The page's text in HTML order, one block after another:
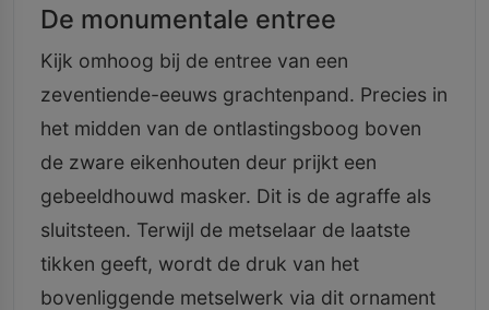
De monumentale entree
Kijk omhoog bij de entree van een
zeventiende-eeuws grachtenpand. Precies in
het midden van de ontlastingsboog boven
de zware eikenhouten deur prijkt een
gebeeldhouwd masker. Dit is de agraffe als
sluitsteen. Terwijl de metselaar de laatste
tikken geeft, wordt de druk van het
bovenliggende metselwerk via dit ornament